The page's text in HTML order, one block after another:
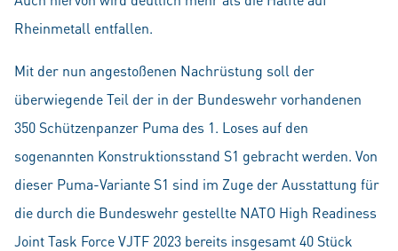
Rheinmetall entfallen.
Mit der nun angestoßenen Nachrüstung soll der
überwiegende Teil der in der Bundeswehr vorhandenen
350 Schützenpanzer Puma des 1. Loses auf den
sogenannten Konstruktionsstand S1 gebracht werden. Von
dieser Puma-Variante S1 sind im Zuge der Ausstattung für
die durch die Bundeswehr gestellte NATO High Readiness
Joint Task Force VJTF 2023 bereits insgesamt 40 Stück